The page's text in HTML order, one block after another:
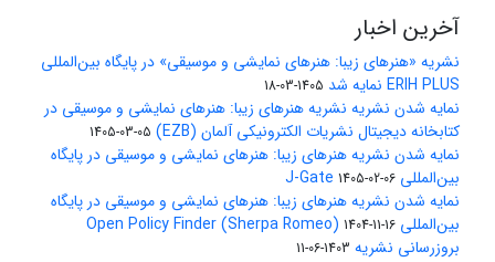
آخرین اخبار
نشریه «هنرهای زیبا: هنرهای نمایشی و موسیقی» در پایگاه بین‌المللی
ERIH PLUS نمایه شد
1405-03-18
نمایه شدن نشریه نشریه هنرهای زیبا: هنرهای نمایشی و موسیقی در
کتابخانه دیجیتال نشریات الکترونیکی آلمان (EZB)
1405-03-05
نمایه شدن نشریه هنرهای زیبا: هنرهای نمایشی و موسیقی در پایگاه
بین‌المللی J-Gate 1405-02-06
نمایه شدن نشریه هنرهای زیبا: هنرهای نمایشی و موسیقی در پایگاه
بین‌المللی Open Policy Finder (Sherpa Romeo) 1404-11-16
بروزرسانی نشریه 1403-06-11